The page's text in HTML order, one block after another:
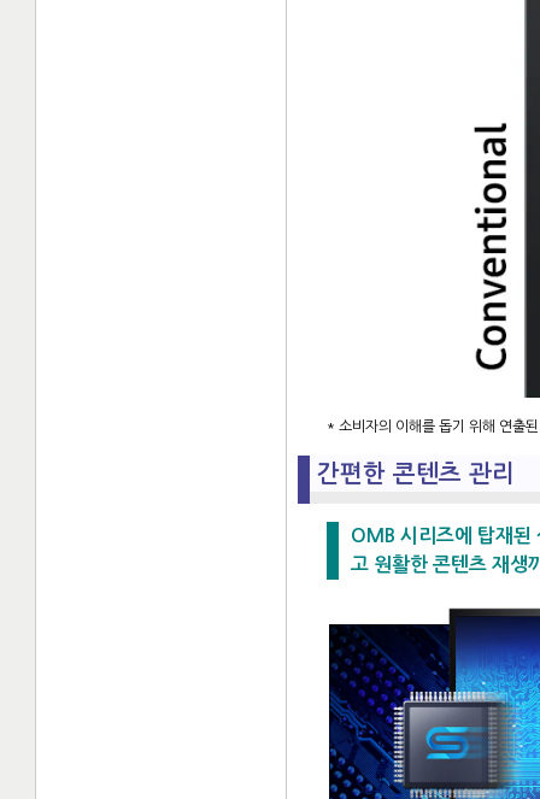
* 소비자의 이해를 돕기 위해 연출
간편한 콘텐츠 관리
OMB 시리즈에 탑재된
고 원활한 콘텐츠 재생